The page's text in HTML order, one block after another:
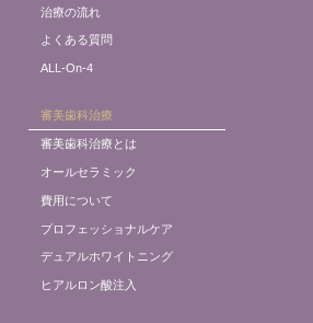
治療の流れ
よくある質問
ALL-On-4
審美歯科治療
審美歯科治療とは
オールセラミック
費用について
プロフェッショナルケア
デュアルホワイトニング
ヒアルロン酸注入